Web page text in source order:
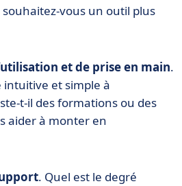
vous un outil plus
et de prise en main.
intuitive et simple à
t-il des formations ou des
aider à monter en
. Quel est le degré